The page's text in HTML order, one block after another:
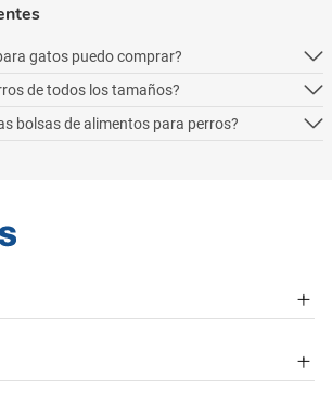
gatos puedo comprar?
tipos: alimento seco para perros, alimento
para necesidades especialesy alimentos
de todos los tamaños?
tipos: alimento seco para perros, alimento
bolsas de alimentos para perros?